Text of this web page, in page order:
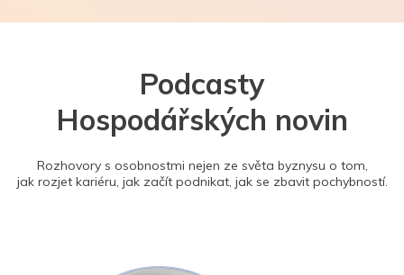
Podcasty
Hospodářských novin
Rozhovory s osobnostmi nejen ze světa byznysu o tom,
jak rozjet kariéru, jak začít podnikat, jak se zbavit pochybností.